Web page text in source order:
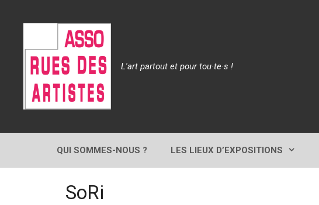
L'art partout et pour tou·te·s !
QUI SOMMES-NOUS ? LES LIEUX D’EXPOSITIONS
SoRi